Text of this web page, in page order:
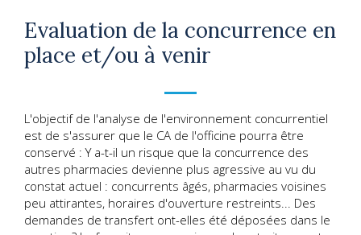
Evaluation de la concurrence en
place et/ou à venir
L'objectif de l'analyse de l'environnement concurrentiel
est de s'assurer que le CA de l'officine pourra être
conservé : Y a-t-il un risque que la concurrence des
autres pharmacies devienne plus agressive au vu du
constat actuel : concurrents âgés, pharmacies voisines
peu attirantes, horaires d'ouverture restreints... Des
demandes de transfert ont-elles été déposées dans le